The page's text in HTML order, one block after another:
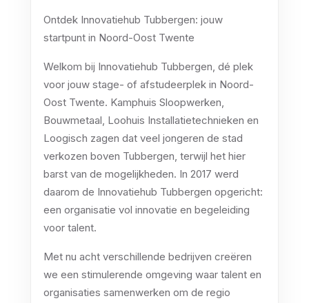
Ontdek Innovatiehub Tubbergen: jouw
startpunt in Noord-Oost Twente
Welkom bij Innovatiehub Tubbergen, dé plek
voor jouw stage- of afstudeerplek in Noord-
Oost Twente. Kamphuis Sloopwerken,
Bouwmetaal, Loohuis Installatietechnieken en
Loogisch zagen dat veel jongeren de stad
verkozen boven Tubbergen, terwijl het hier
barst van de mogelijkheden. In 2017 werd
daarom de Innovatiehub Tubbergen opgericht:
een organisatie vol innovatie en begeleiding
voor talent.
Met nu acht verschillende bedrijven creëren
we een stimulerende omgeving waar talent en
organisaties samenwerken om de regio